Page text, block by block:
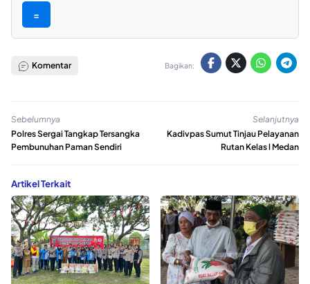
=
Komentar Bagikan:
Sebelumnya
Polres Sergai Tangkap Tersangka
Pembunuhan Paman Sendiri
Selanjutnya
Kadivpas Sumut Tinjau Pelayanan
Rutan Kelas l Medan
Artikel Terkait